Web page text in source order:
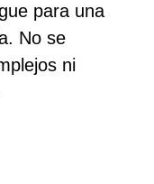
para una
No se
ni